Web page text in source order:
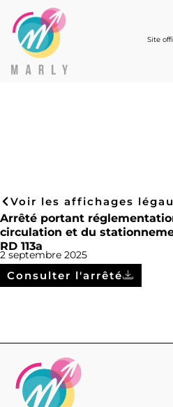
Site
Voir les affichages
Arrêté portant
circulation et du
RD 113a
2 septembre 2025
Consulter l'arrêté